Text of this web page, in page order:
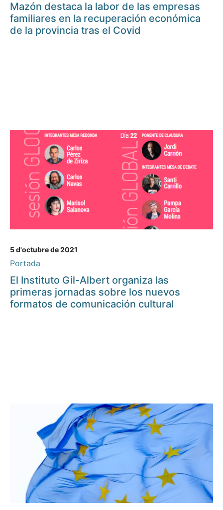
Mazón destaca la labor de las empresas
familiares en la recuperación económica
de la provincia tras el Covid
5 d'octubre de 2021
Portada
El Instituto Gil-Albert organiza las
primeras jornadas sobre los nuevos
formatos de comunicación cultural